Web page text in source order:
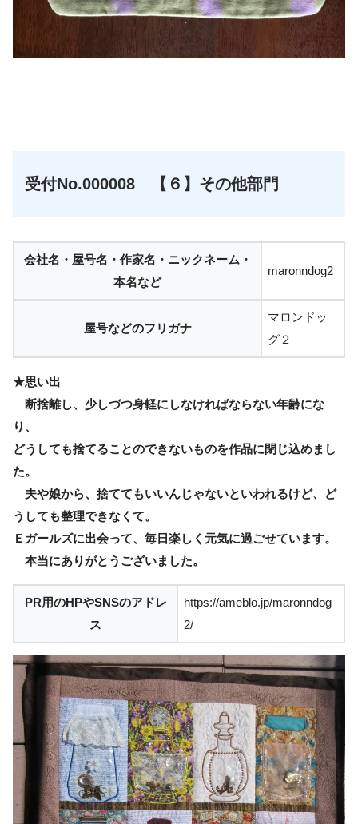
受付No.000008 【６】その他部門
会社名・屋号名・作家名・ニックネーム・
本名など
maronndog2
屋号などのフリガナ
マロンドッ
グ２
★思い出
断捨離し、少しづつ身軽にしなければならない年齢にな
り、
どうしても捨てることのできないものを作品に閉じ込めまし
た。
夫や娘から、捨ててもいいんじゃないといわれるけど、ど
うしても整理できなくて。
Ｅガールズに出会って、毎日楽しく元気に過ごせています。
本当にありがとうございました。
PR用のHPやSNSのアドレ
ス
https://ameblo.jp/maronndog
2/